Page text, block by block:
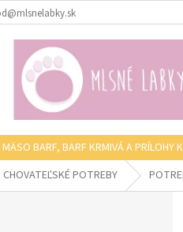
BARF, BARF KRMIVÁ A PRÍLOHY
CHOVATEĽSKÉ POTREBY